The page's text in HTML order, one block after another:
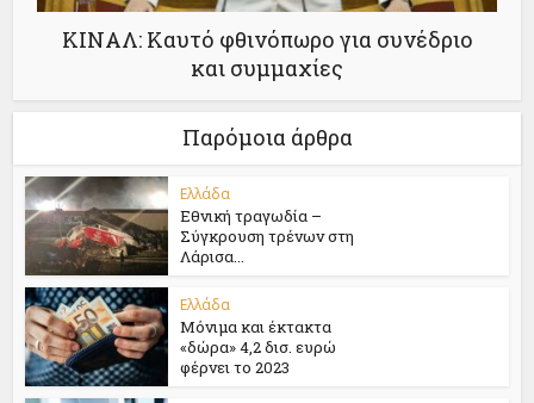
ΚΙΝΑΛ: Καυτό φθινόπωρο για συνέδριο
και συμμαχίες
Παρόμοια άρθρα
Ελλάδα
Εθνική τραγωδία –
Σύγκρουση τρένων στη
Λάρισα...
Ελλάδα
Μόνιμα και έκτακτα
«δώρα» 4,2 δισ. ευρώ
φέρνει το 2023